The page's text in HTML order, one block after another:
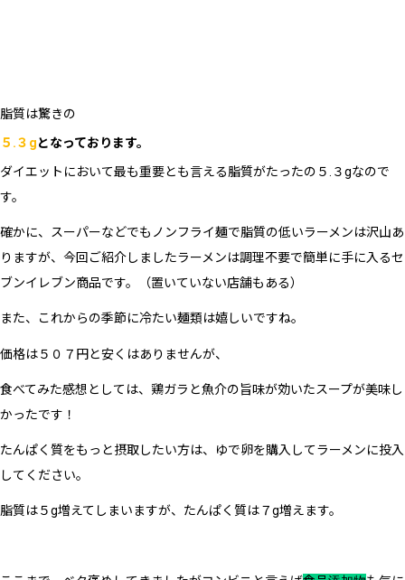
脂質は驚きの
５.３gとなっております。
ダイエットにおいて最も重要とも言える脂質がたったの５.３gなので
す。
確かに、スーパーなどでもノンフライ麺で脂質の低いラーメンは沢山あ
りますが、今回ご紹介しましたラーメンは調理不要で簡単に手に入るセ
ブンイレブン商品です。（置いていない店舗もある）
また、これからの季節に冷たい麺類は嬉しいですね。
価格は５０７円と安くはありませんが、
食べてみた感想としては、鶏ガラと魚介の旨味が効いたスープが美味し
かったです！
たんぱく質をもっと摂取したい方は、ゆで卵を購入してラーメンに投入
してください。
脂質は５g増えてしまいますが、たんぱく質は７g増えます。